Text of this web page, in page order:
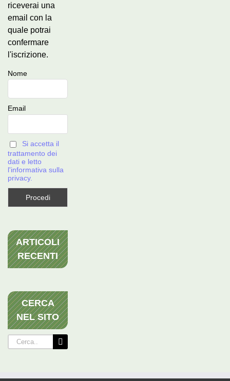
riceverai una
email con la
quale potrai
confermare
l'iscrizione.
Nome
Email
Si accetta il
trattamento dei
dati e letto
l'informativa sulla
privacy.
ARTICOLI
RECENTI
CERCA
NEL SITO
Cerca
per: